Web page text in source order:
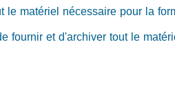
le matériel nécessaire pour la
fournir et d'archiver tout le